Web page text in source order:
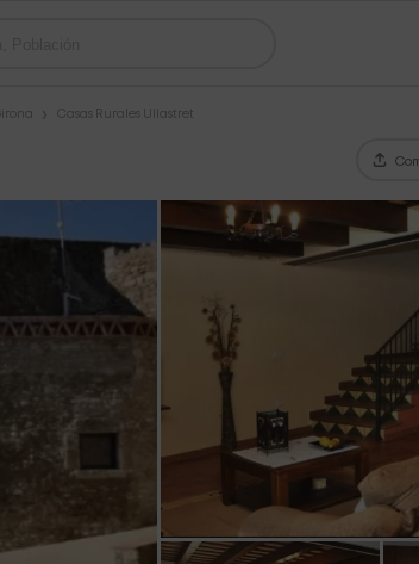
Casas Rurales Ullastret